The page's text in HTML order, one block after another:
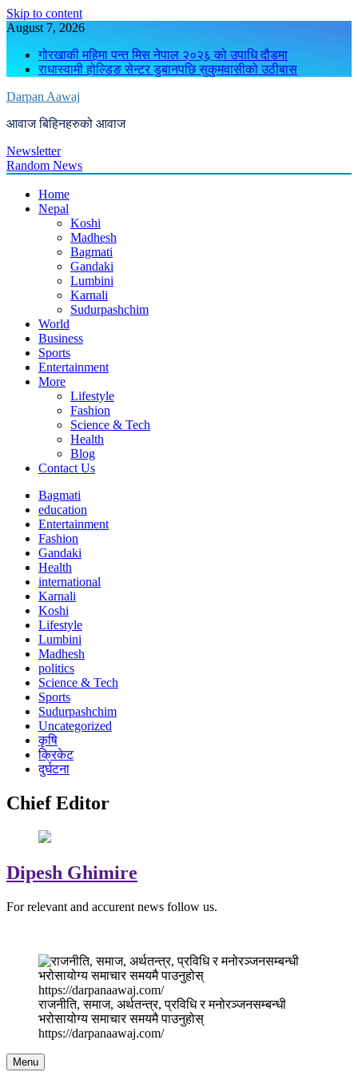
Skip to content
August 7, 2026
गोरखाकी महिमा पन्त मिस नेपाल २०२६ को उपाधि दौडमा
राधास्वामी होल्डिङ सेन्टर डुबानपछि सुकुमवासीको उठीबास
Darpan Aawaj
आवाज बिहिनहरुको आवाज
Newsletter
Random News
Home
Nepal
Koshi
Madhesh
Bagmati
Gandaki
Lumbini
Karnali
Sudurpashchim
World
Business
Sports
Entertainment
More
Lifestyle
Fashion
Science & Tech
Health
Blog
Contact Us
Bagmati
education
Entertainment
Fashion
Gandaki
Health
international
Karnali
Koshi
Lifestyle
Lumbini
Madhesh
politics
Science & Tech
Sports
Sudurpashchim
Uncategorized
कृषि
क्रिकेट
दुर्घटना
Chief Editor
Dipesh Ghimire
For relevant and accurent news follow us.
राजनीति, समाज, अर्थतन्त्र, प्रविधि र मनोरञ्जनसम्बन्धी
भरोसायोग्य समाचार समयमै पाउनुहोस्
https://darpanaawaj.com/
Menu